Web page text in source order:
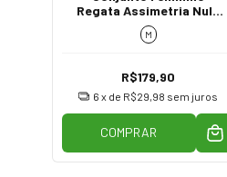
Regata Assimetria Nula
Manga e Calça Verde
M
R$179,90
6 x de R$29,98 sem juros
COMPRAR